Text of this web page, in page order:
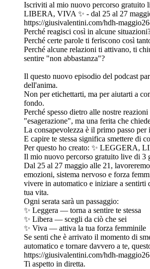
Iscriviti al mio nuovo percorso gratuito
LIBERA, VIVA ✨ - dal 25 al 27
https://giusivalentini.com/hdh-
Perché reagisci così in alcune
Perché certe parole ti feriscono così
Perché alcune relazioni ti attivano, ti
sentire "non abbastanza"?
Il questo nuovo episodio del podcast
dell'anima.
Non per etichettarti, ma per aiutarti a
fondo.
Perché spesso dietro alle nostre
"esagerazione", ma una ferita che
La consapevolezza è il primo passo per
E capire te stessa significa smettere di
Per questo ho creato: ✨ LEGGERA,
Il mio nuovo percorso gratuito live di 3
Dal 25 al 27 maggio alle 21,
emozioni, sistema nervoso e forza
vivere in automatico e iniziare a sentirti
tua vita.
Ogni serata sarà un passaggio:
✨ Leggera — torna a sentire te stessa
✨ Libera — scegli da ciò che sei
✨ Viva — attiva la tua forza femminile
Se senti che è arrivato il momento di
automatico e tornare davvero a te,
https://giusivalentini.com/hdh-
Ti aspetto in diretta.